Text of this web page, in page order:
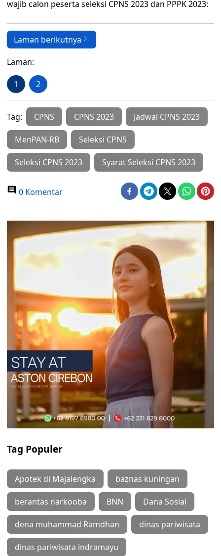
wajib calon peserta seleksi CPNS 2023 dan PPPK 2023:
Laman berikutnya
Laman:
1 2
Tag: CPNS CPNS 2023 Jadwal CPNS 2023
MenPAN-RB Seleksi CPNS
Seleksi CPNS 2023 Syarat Seleksi CPNS 2023
0 Komentar
Tag Populer
Apotek di Majalengka baznas kuningan
berantas narkooba BNN Dana Sosial
dena muhammad Ramdhan dinas pariwisata
dinas pariwisata indramayu